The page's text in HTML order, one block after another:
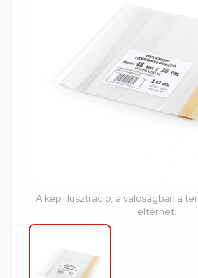
A kép illusztráció, a valóságban a
eltérhet.